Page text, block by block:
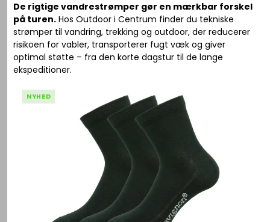
De rigtige vandrestrømper gør en mærkbar forskel
på turen. Hos Outdoor i Centrum finder du tekniske
strømper til vandring, trekking og outdoor, der reducerer
risikoen for vabler, transporterer fugt væk og giver
optimal støtte – fra den korte dagstur til de lange
ekspeditioner.
NYHED